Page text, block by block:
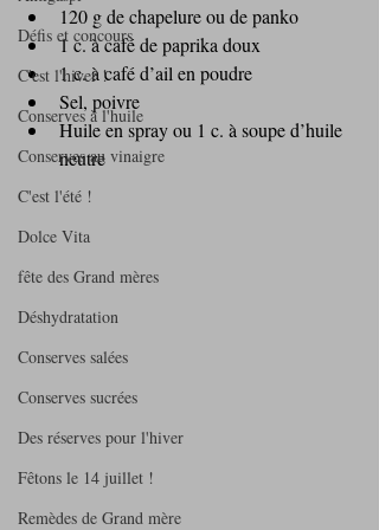
Défis et concours
C'est l'hiver !
Conserves à l'huile
Conserves au vinaigre
C'est l'été !
Dolce Vita
fête des Grand mères
Déshydratation
Conserves salées
Conserves sucrées
Des réserves pour l'hiver
Fêtons le 14 juillet !
Remèdes de Grand mère
120 g de chapelure ou de panko
1 c. à café de paprika doux
1 c. à café d’ail en poudre
Sel, poivre
Huile en spray ou 1 c. à soupe d’huile
neutre